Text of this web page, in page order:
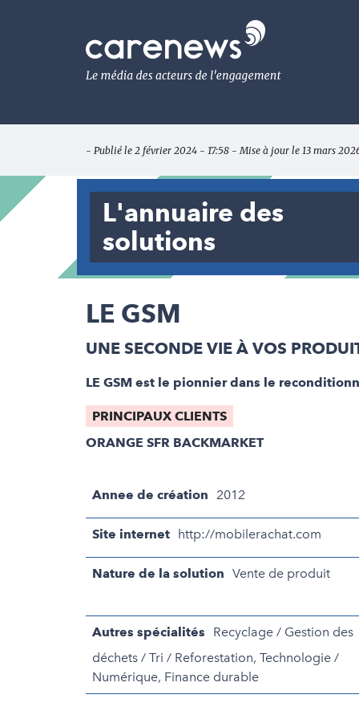
Le
média
de
l'engagement
- Publié le 2 février 2024 - 17:58 - Mise à jour le 13 mars
L'annuaire des
solutions
LE GSM
UNE SECONDE VIE À VOS
LE GSM est le pionnier dans le
PRINCIPAUX CLIENTS
ORANGE SFR BACKMARKET
Annee de création 2012
Site internet http://mobilerachat.com
Nature de la solution Vente de produit
Autres spécialités
Recyclage / Gestion des
déchets / Tri / Reforestation, Technologie /
Numérique, Finance durable